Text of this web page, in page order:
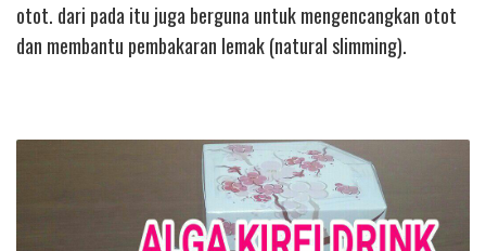
otot. dari pada itu juga berguna untuk mengencangkan otot
dan membantu pembakaran lemak (natural slimming).